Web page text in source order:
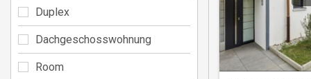
Duplex
Dachgeschosswohnung
Room